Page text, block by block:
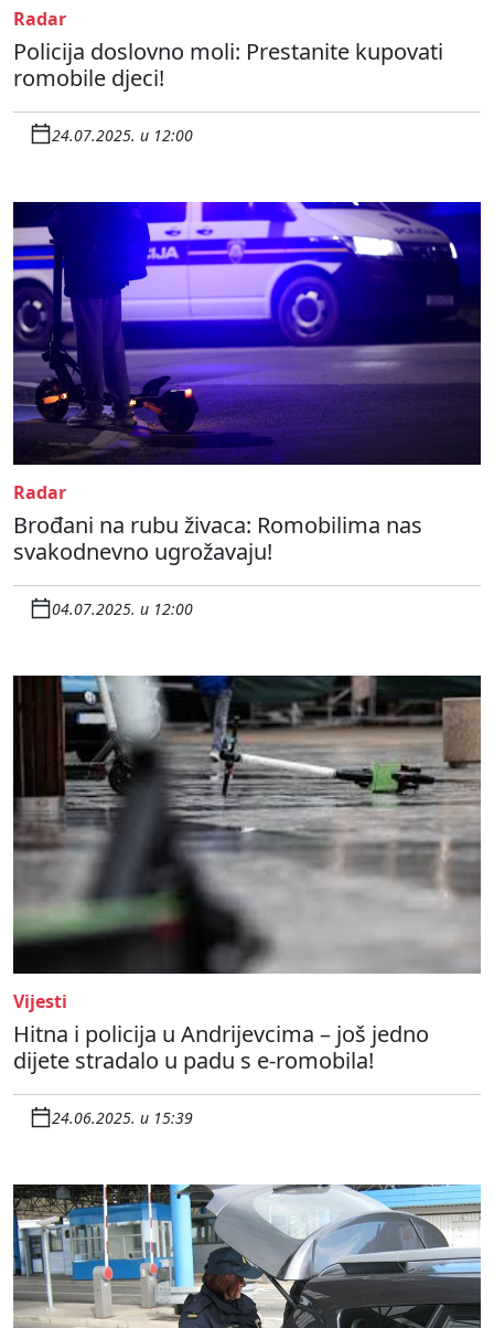
Radar
Policija doslovno moli: Prestanite kupovati
romobile djeci!
24.07.2025. u 12:00
Radar
Brođani na rubu živaca: Romobilima nas
svakodnevno ugrožavaju!
04.07.2025. u 12:00
Vijesti
Hitna i policija u Andrijevcima – još jedno
dijete stradalo u padu s e-romobila!
24.06.2025. u 15:39